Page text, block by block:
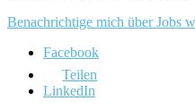
Benachrichtige mich über Jobs
Facebook
Teilen
LinkedIn